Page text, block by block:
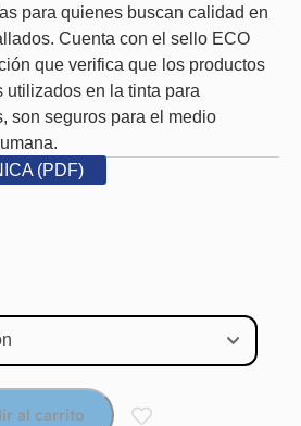
para quienes buscan calidad en
Cuenta con el sello ECO
que verifica que los productos
utilizados en la tinta para
son seguros para el medio
(PDF)
al carrito